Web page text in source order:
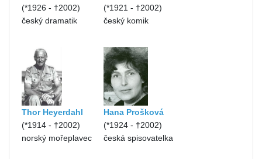
(*1926 - †2002)
český dramatik
(*1921 - †2002)
český komik
Thor Heyerdahl
(*1914 - †2002)
norský mořeplavec
Hana Prošková
(*1924 - †2002)
česká spisovatelka